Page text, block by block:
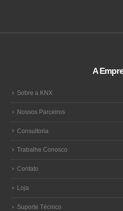
A
Sobre a KNX
Nossos Parceiros
Consultoria
Trabalhe Conosco
Contato
Loja
Suporte Técnico